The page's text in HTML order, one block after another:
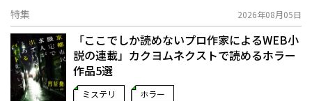
特集 2026年08月05日
「ここでしか読めないプロ作家によるWEB小
説の連載」――カクヨムネクストで読めるホラー
作品5選
ミステリ ホラー